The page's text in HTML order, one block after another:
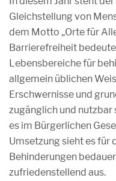
Gleichstellung von
dem Motto „Orte für
Barrierefreiheit
Lebensbereiche für
allgemein üblichen
Erschwernisse und
zugänglich und nutzbar
es im Bürgerlichen
Umsetzung sieht es für
Behinderungen
zufriedenstellend aus.